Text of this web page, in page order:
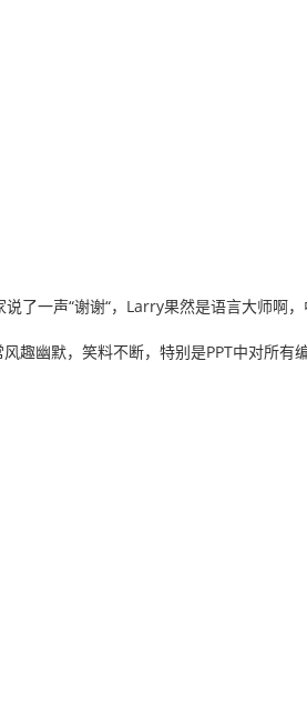
了一声“谢谢“，Larry果然是语言大师啊
趣幽默，笑料不断，特别是PPT中对所有